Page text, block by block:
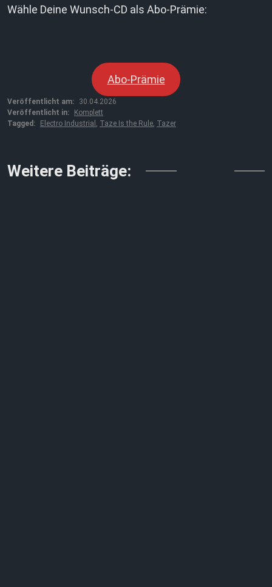
Wähle Deine Wunsch-CD als Abo-Prämie:
Abo-Prämie
Veröffentlicht am:
30.04.2026
Veröffentlicht in:
Komplett
Tagged:
Electro Industrial , Taze Is the Rule, Tazer
Weitere Beiträge: